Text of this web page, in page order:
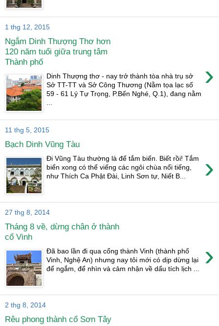
1 thg 12, 2015
Ngắm Dinh Thượng Thơ hơn
120 năm tuổi giữa trung tâm
Thành phố
›
Dinh Thượng thơ - nay trở thành tòa nhà trụ sở
Sở TT-TT và Sở Công Thương (Nằm tọa lạc số
59 - 61 Lý Tự Trọng, P.Bến Nghé, Q.1), đang nằm
11 thg 5, 2015
Bạch Dinh Vũng Tàu
›
Đi Vũng Tàu thường là để tắm biển. Biết rồi! Tắm
biển xong có thể viếng các ngôi chùa nổi tiếng,
như Thích Ca Phật Đài, Linh Sơn tự, Niết B...
27 thg 8, 2014
Tháng 8 về, dừng chân ở thành
cổ Vinh
›
Đã bao lần đi qua cổng thành Vinh (thành phố
Vinh, Nghệ An) nhưng nay tôi mới có dịp dừng lại
để ngắm, để nhìn và cảm nhận về dấu tích lịch ...
2 thg 8, 2014
Rêu phong thành cổ Sơn Tây